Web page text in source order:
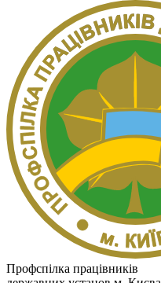
Профспілка працівників